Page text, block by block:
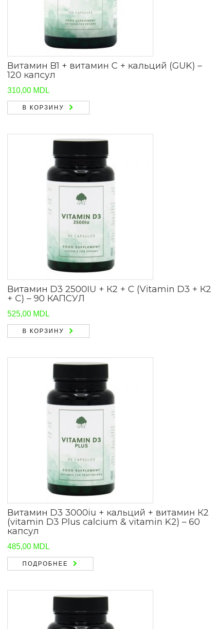
Витамин B1 + витамин С + кальций (GUK) –
120 капсул
310,00 MDL
В КОРЗИНУ
Витамин D3 2500IU + К2 + С (Vitamin D3 + К2
+ С) – 90 КАПСУЛ
525,00 MDL
В КОРЗИНУ
Витамин D3 3000iu + кальций + витамин К2
(vitamin D3 Plus calcium & vitamin K2) – 60
капсул
485,00 MDL
ПОДРОБНЕЕ